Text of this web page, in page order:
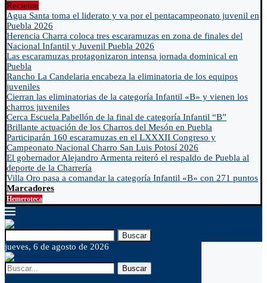
Reciente
Agua Santa toma el liderato y va por el pentacampeonato juvenil en
Puebla 2026
Herencia Charra coloca tres escaramuzas en zona de finales del
Nacional Infantil y Juvenil Puebla 2026
Las escaramuzas protagonizaron intensa jornada dominical en
Puebla
Rancho La Candelaria encabeza la eliminatoria de los equipos
juveniles
Cierran las eliminatorias de la categoría Infantil «B» y vienen los
charros juveniles
Cerca Escuela Pabellón de la final de categoría Infantil “B”
Brillante actuación de los Charros del Mesón en Puebla
Participarán 160 escaramuzas en el LXXXII Congreso y
Campeonato Nacional Charro San Luis Potosí 2026
El gobernador Alejandro Armenta reiteró el respaldo de Puebla al
deporte de la Charrería
Villa Oro pasa a comandar la categoría Infantil «B» con 271 puntos
Marcadores
Hemeroteca
Buscar
jueves, 6 de agosto de 2026
Buscar